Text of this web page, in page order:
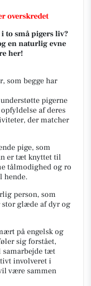
overskredet
to små pigers liv?
en naturlig evne
her!
som begge har
pigerne
af deres
der matcher
pige, som
er tæt knyttet til
tålmodighed og ro
hende.
person, som
stor glæde af dyr og
på engelsk og
sig forstået,
samarbejde tæt
involveret i
være sammen